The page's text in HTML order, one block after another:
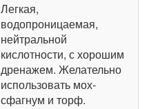
Легкая,
водопроницаемая,
нейтральной
кислотности, с хорошим
дренажем. Желательно
использовать мох-
сфагнум и торф.